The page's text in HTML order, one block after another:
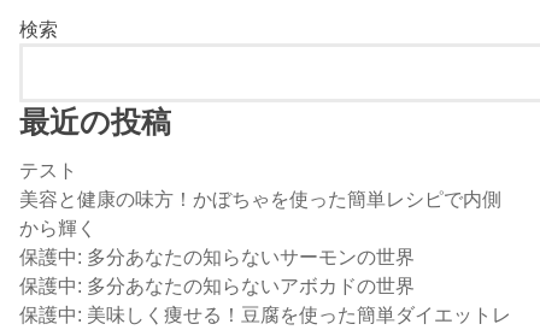
検索
最近の投稿
テスト
美容と健康の味方！かぼちゃを使った簡単レシピで内側
から輝く
保護中: 多分あなたの知らないサーモンの世界
保護中: 多分あなたの知らないアボカドの世界
保護中: 美味しく痩せる！豆腐を使った簡単ダイエットレ